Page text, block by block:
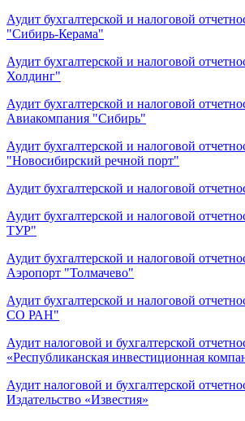
Аудит бухгалтерской и налоговой
"Сибирь-Керама"
Аудит бухгалтерской и налоговой
Холдинг"
Аудит бухгалтерской и налоговой
Авиакомпания "Сибирь"
Аудит бухгалтерской и налоговой
"Новосибирский речной порт"
Аудит бухгалтерской и налоговой
Аудит бухгалтерской и налоговой
ТУР"
Аудит бухгалтерской и налоговой
Аэропорт "Толмачево"
Аудит бухгалтерской и налоговой
СО РАН"
Аудит налоговой и бухгалтерской
«Республиканская инвестиционная
Аудит налоговой и бухгалтерской
Издательство «Известия»